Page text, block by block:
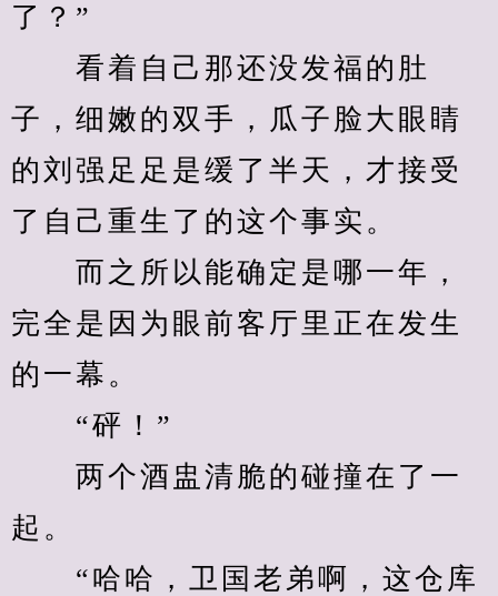
了？”
看着自己那还没发福的肚
子，细嫩的双手，瓜子脸大眼睛
的刘强足足是缓了半天，才接受
了自己重生了的这个事实。
而之所以能确定是哪一年，
完全是因为眼前客厅里正在发生
的一幕。
“砰！”
两个酒盅清脆的碰撞在了一
起。
“哈哈，卫国老弟啊，这仓库